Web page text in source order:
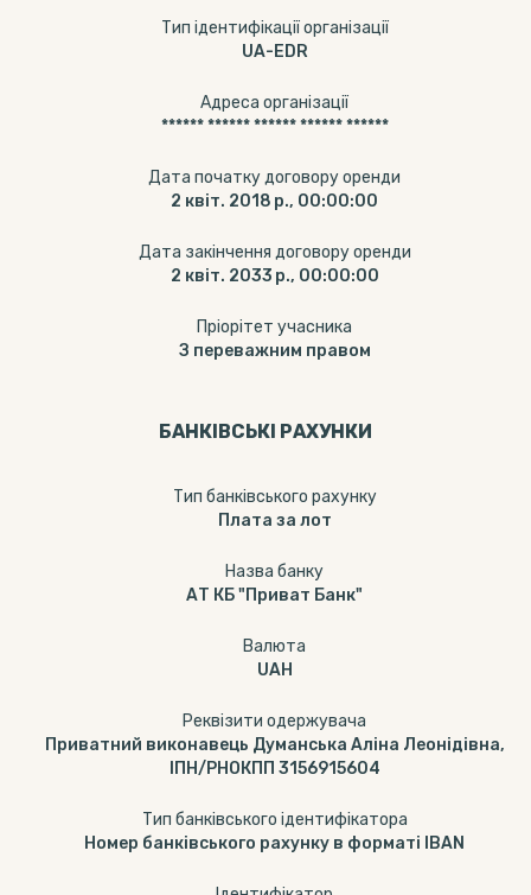
Тип ідентифікації організації
UA-EDR
Адреса організації
****** ****** ****** ****** ******
Дата початку договору оренди
2 квіт. 2018 р., 00:00:00
Дата закінчення договору оренди
2 квіт. 2033 р., 00:00:00
Пріорітет учасника
З переважним правом
БАНКІВСЬКІ РАХУНКИ
Тип банкiвського рахунку
Плата за лот
Назва банку
АТ КБ "Приват Банк"
Валюта
UAH
Реквізити одержувача
Приватний виконавець Думанська Аліна Леонідівна,
ІПН/РНОКПП 3156915604
Тип банківського ідентифікатора
Номер банківського рахунку в форматі IBAN